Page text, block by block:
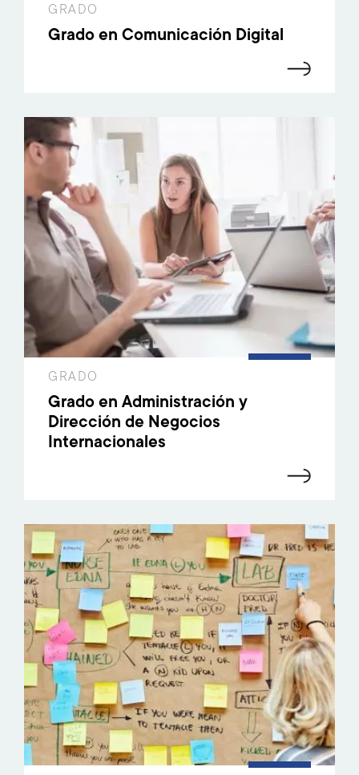
GRADO
Grado en Comunicación Digital
GRADO
Grado en Administración y
Dirección de Negocios
Internacionales